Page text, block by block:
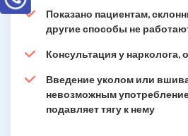
Показано пациентам,
другие способы не
Консультация у нарколога,
Введение уколом или
невозможным
подавляет тягу к нему